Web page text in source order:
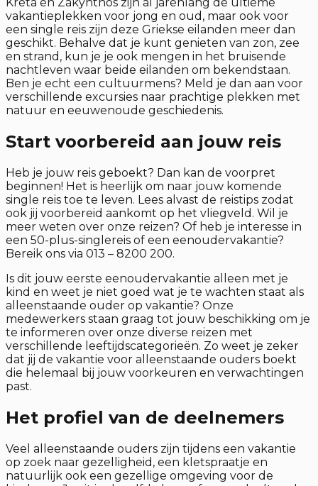
Kreta en Zakynthos zijn al jarenlang de ultieme
vakantieplekken voor jong en oud, maar ook voor
een single reis zijn deze Griekse eilanden meer dan
geschikt. Behalve dat je kunt genieten van zon, zee
en strand, kun je je ook mengen in het bruisende
nachtleven waar beide eilanden om bekendstaan.
Ben je echt een cultuurmens? Meld je dan aan voor
verschillende excursies naar prachtige plekken met
natuur en eeuwenoude geschiedenis.
Start voorbereid aan jouw reis
Heb je jouw reis geboekt? Dan kan de voorpret
beginnen! Het is heerlijk om naar jouw komende
single reis toe te leven. Lees alvast de reistips zodat
ook jij voorbereid aankomt op het vliegveld. Wil je
meer weten over onze reizen? Of heb je interesse in
een 50-plus-singlereis of een eenoudervakantie?
Bereik ons via 013 – 8200 200.
Is dit jouw eerste eenoudervakantie alleen met je
kind en weet je niet goed wat je te wachten staat als
alleenstaande ouder op vakantie? Onze
medewerkers staan graag tot jouw beschikking om je
te informeren over onze diverse reizen met
verschillende leeftijdscategorieën. Zo weet je zeker
dat jij de vakantie voor alleenstaande ouders boekt
die helemaal bij jouw voorkeuren en verwachtingen
past.
Het profiel van de deelnemers
Veel alleenstaande ouders zijn tijdens een vakantie
op zoek naar gezelligheid, een kletspraatje en
natuurlijk ook een gezellige omgeving voor de